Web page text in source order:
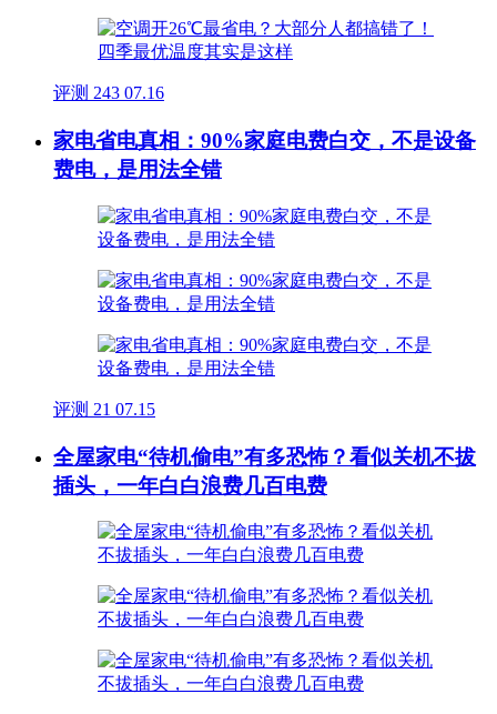
评测 243 07.16
家电省电真相：90%家庭电费白交，不是设备
费电，是用法全错
评测 21 07.15
全屋家电“待机偷电”有多恐怖？看似关机不拔
插头，一年白白浪费几百电费